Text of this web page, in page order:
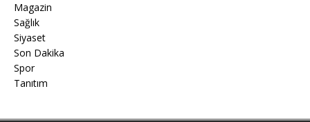
Magazin
Sağlık
Siyaset
Son Dakika
Spor
Tanıtım